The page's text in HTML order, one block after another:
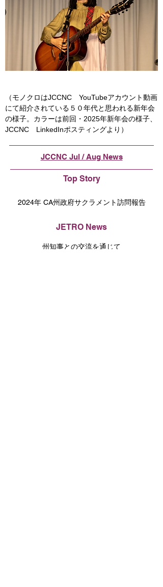
（モノクロはJCCNC　YouTubeアカウント動画
にて紹介されている５０年代と思われる新年会
の様子。カラーは前回・2025年新年会の様子、
JCCNC　LinkedInポスティングより）
JCCNC Jul / Aug News
Top Story
JETRO News
州知事との交流を通じて
2024年 CA州政府サクラメント訪問報告